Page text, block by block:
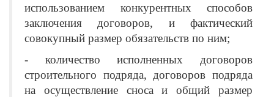
использованием конкурентных способов
заключения договоров, и фактический
совокупный размер обязательств по ним;
- количество исполненных договоров
строительного подряда, договоров подряда
на осуществление сноса и общий размер